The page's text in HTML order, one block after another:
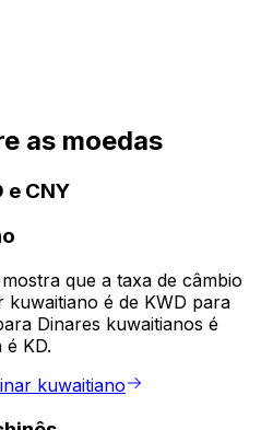
as moedas
e CNY
que a taxa de câmbio
é de KWD para
Dinares kuwaitianos é
é KD.
kuwaitiano